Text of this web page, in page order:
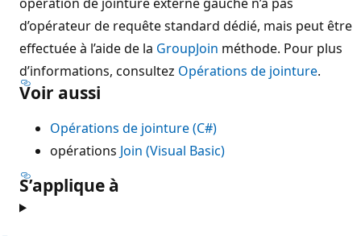
d’opérateur de requête standard dédié, mais peut être
effectuée à l’aide de la GroupJoin méthode. Pour plus
d’informations, consultez Opérations de jointure.
Voir aussi
Opérations de jointure (C#)
opérations Join (Visual Basic)
S’applique à